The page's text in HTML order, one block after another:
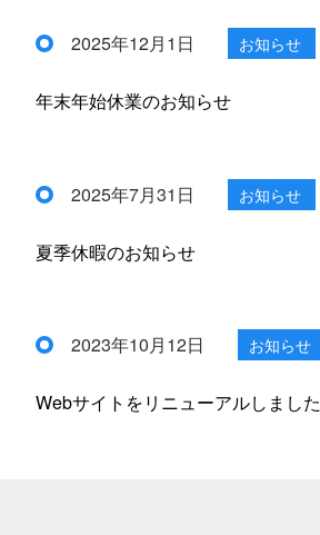
2025年12月1日 お知らせ
年末年始休業のお知らせ
2025年7月31日 お知らせ
夏季休暇のお知らせ
2023年10月12日 お知らせ
Webサイトをリニューアルしました